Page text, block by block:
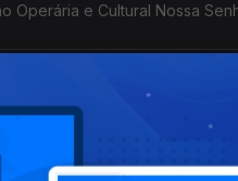
Operária e Cultural Nossa
começa hoje na cidade da
Portuguesa da Cultura